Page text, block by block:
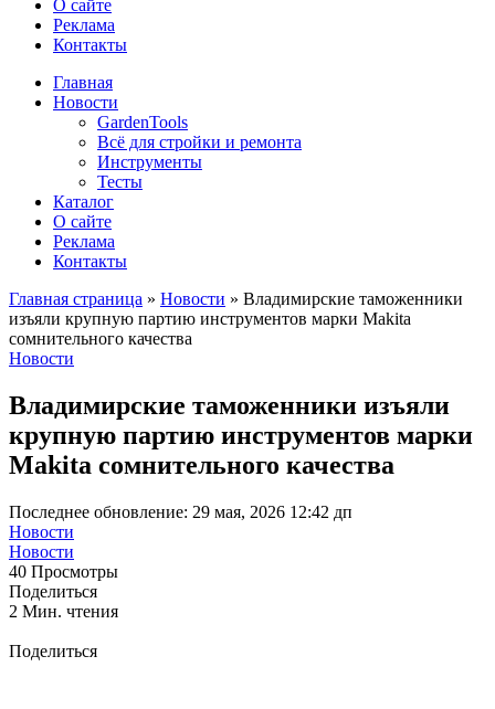
О сайте
Реклама
Контакты
Главная
Новости
GardenTools
Всё для стройки и ремонта
Инструменты
Тесты
Каталог
О сайте
Реклама
Контакты
Главная страница » Новости » Владимирские таможенники
изъяли крупную партию инструментов марки Makita
сомнительного качества
Новости
Владимирские таможенники изъяли
крупную партию инструментов марки
Makita сомнительного качества
Последнее обновление: 29 мая, 2026 12:42 дп
Новости
Новости
40 Просмотры
Поделиться
2 Мин. чтения
Поделиться